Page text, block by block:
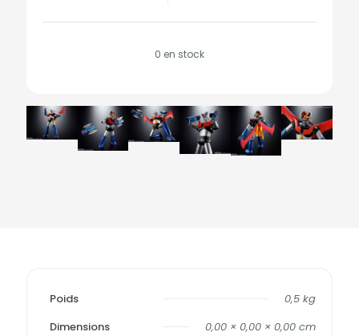
0 en stock
Poids
0,5 kg
Dimensions
0,00 × 0,00 × 0,00 cm